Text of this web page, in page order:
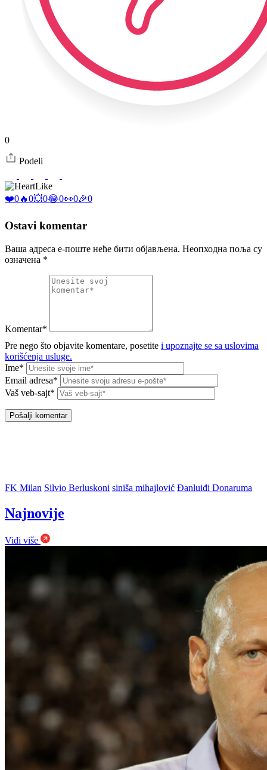
0
Podeli
Like
❤️0🔥0💥0😂0👀0🎉0
Ostavi komentar
Ваша адреса е-поште неће бити објављена. Неопходна поља су
означена *
Komentar*
Pre nego što objavite komentare, posetite i upoznajte se sa uslovima
korišćenja usluge.
Ime*
Email adresa*
Vaš veb-sajt*
FK Milan Silvio Berluskoni siniša mihajlović Đanluiđi Donaruma
Najnovije
Vidi više